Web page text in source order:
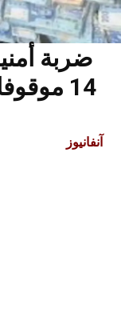
ضربة
آنفانيوز